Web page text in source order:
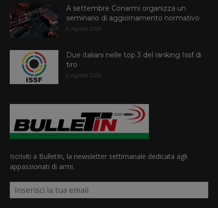
A settembre Conarmi organizza un
seminario di aggiornamento normativo
6 Agosto 2026
Due italiani nelle top 3 del ranking Issf di
tiro
6 Agosto 2026
Iscriviti a BulletIn, la newsletter settimanale dedicata agli
appassionati di armi.